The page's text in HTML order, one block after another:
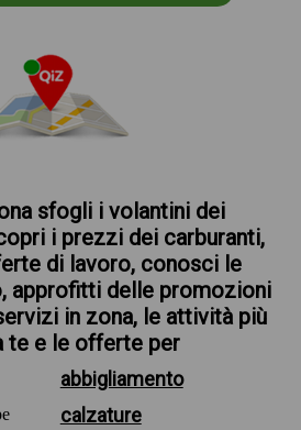
sfogli i volantini dei
i prezzi dei carburanti,
di lavoro, conosci le
approfitti delle promozioni
in zona, le attività più
te e le offerte per
abbigliamento
calzature